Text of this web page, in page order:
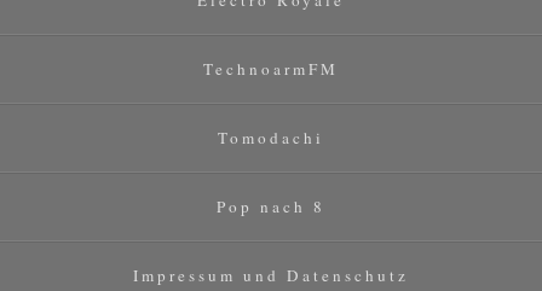
TechnoarmFM
Tomodachi
Pop nach 8
Impressum und Datenschutz